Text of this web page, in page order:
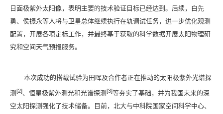
日面极紫外太阳像，表明主要的技术验证目标已经达到。后续，白先
勇、侯振永等人将与卫星总体继续执行在轨调试任务，进一步优化观测
配置，开展各项定标工作，并最终基于获取的科学数据开展太阳物理研
究和空间天气预报服务。
本次成功的搭载试验为田晖及合作者正在推动的太阳极紫外光谱探
测 [2]、恒星极紫外测光和光谱探测 [3]等夯实了基础，并为我国未来的深
空太阳探测强化了技术储备。目前，北大与中科院国家空间科学中心、